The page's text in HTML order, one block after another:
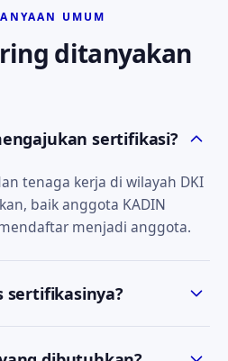
UMUM
ditanyakan
sertifikasi?
tenaga kerja di wilayah DKI
baik anggota KADIN
menjadi anggota.
sertifikasinya?